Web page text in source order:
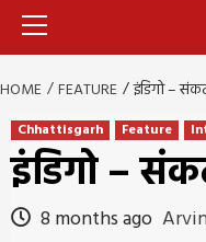
HOME FEATURE इंडिगो –
Chhattisgarh Feature
इंडिगो –
8 months ago